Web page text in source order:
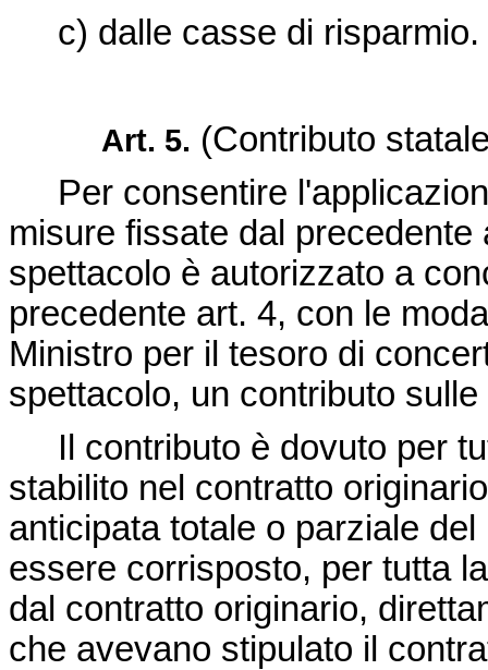
c) dalle casse di risparmio.
Art. 5. (Contributo
Per consentire
misure fissate dal
spettacolo è autorizzato a
precedente art. 4, con le
Ministro per il tesoro di
spettacolo, un contributo
Il contributo è dovuto per
stabilito nel contratto
anticipata totale o parziale
essere corrisposto, per tutta
dal contratto originario,
che avevano stipulato il